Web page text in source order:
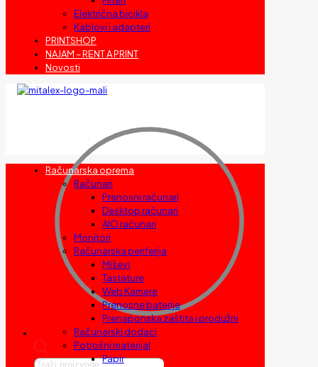
Električna bicikla
Kablovi i adapteri
PRINTSHOP
NAJAM – RENT A PRINT
Novosti
Products
Računarska oprema
Računari
Prenosni računari
Desktop računari
AIO računari
Monitori
Računarska periferija
Miševi
Tastature
Web Kamere
Prenosne baterije
Prenaponska zaštita i produžni
Računarski dodaci
Potrošni materijal
Papir